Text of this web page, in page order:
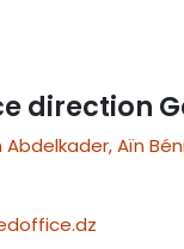
direction
Aïn